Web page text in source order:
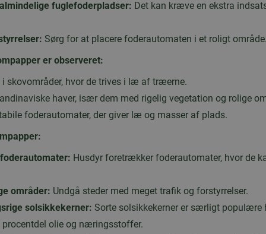
fuglefoderpladser: Det kan kræve en ekstra
Sørg for at placere foderautomaten i et roligt
er observeret:
skovområder, hvor de trives i læ af træerne.
haver, især dem med rigelig vegetation og rolige
foderautomater, der giver læ og masser af plads.
Husdyr foretrækker foderautomater, hvor de
områder: Undgå steder med meget trafik og forstyrrelser.
solsikkekerner: Sorte solsikkekerner er særligt populære
procentdel olie og næringsstoffer.